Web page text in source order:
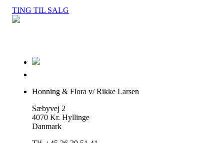
TING TIL SALG
Honning & Flora v/ Rikke Larsen
Sæbyvej 2
4070 Kr. Hyllinge
Danmark